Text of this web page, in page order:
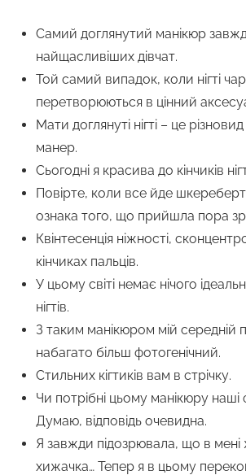
Самий доглянутий манікюр
найщасливіших дівчат.
Той самий випадок, коли нігті
перетворюються в цінний
Мати доглянуті нігті – це
манер.
Сьогодні я красива до кінчиків
Повірте, коли все йде
ознака того, що прийшла пора
Квінтесенція ніжності,
кінчиках пальців.
У цьому світі немає нічого
нігтів.
З таким манікюром мій середній
набагато більш фотогенічний.
Стильних кігтиків вам в стрічку.
Чи потрібні цьому манікюру наші
Думаю, відповідь очевидна.
Я завжди підозрювала, що в
хижачка… Тепер я в цьому